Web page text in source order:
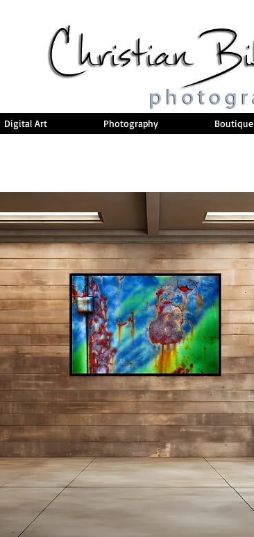
Digital Art Photography Boutique